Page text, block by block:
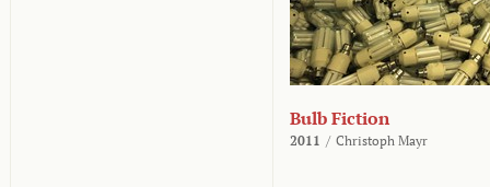
Bulb Fiction
2011 / Christoph Mayr